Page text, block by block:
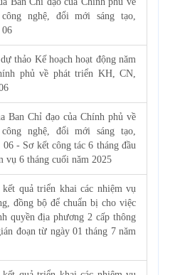
nghệ, đổi mới sáng tạo,
06
thảo Kế hoạch hoạt động năm
phủ về phát triển KH, CN,
Ban Chỉ đạo của Chính phủ về
nghệ, đổi mới sáng tạo,
- Sơ kết công tác 6 tháng đầu
vụ 6 tháng cuối năm 2025
quả triển khai các nhiệm vụ
đồng bộ để chuẩn bị cho việc
quyền địa phương 2 cấp thông
đoạn từ ngày 01 tháng 7 năm